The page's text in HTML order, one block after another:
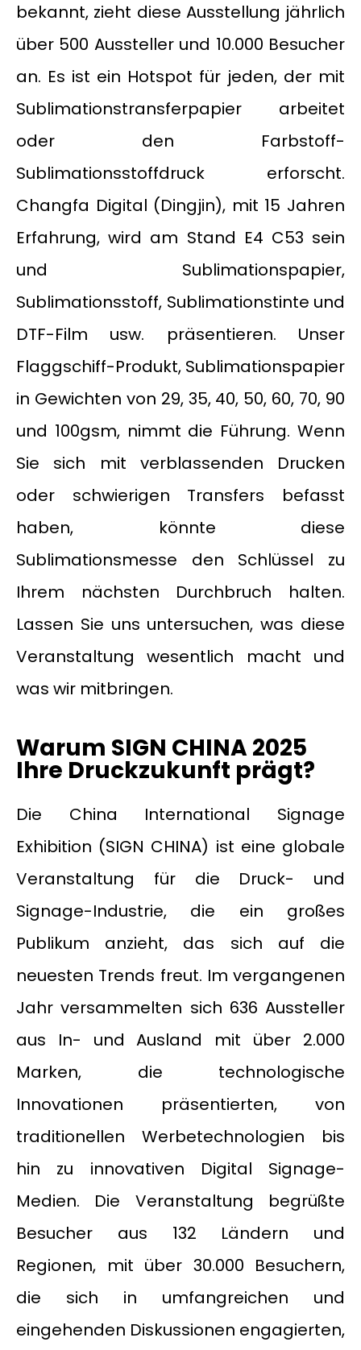
bekannt, zieht diese Ausstellung jährlich
über 500 Aussteller und 10.000 Besucher
an. Es ist ein Hotspot für jeden, der mit
Sublimationstransferpapier arbeitet
oder den Farbstoff-
Sublimationsstoffdruck erforscht.
Changfa Digital (Dingjin), mit 15 Jahren
Erfahrung, wird am Stand E4 C53 sein
und Sublimationspapier,
Sublimationsstoff, Sublimationstinte und
DTF-Film usw. präsentieren. Unser
Flaggschiff-Produkt, Sublimationspapier
in Gewichten von 29, 35, 40, 50, 60, 70, 90
und 100gsm, nimmt die Führung. Wenn
Sie sich mit verblassenden Drucken
oder schwierigen Transfers befasst
haben, könnte diese
Sublimationsmesse den Schlüssel zu
Ihrem nächsten Durchbruch halten.
Lassen Sie uns untersuchen, was diese
Veranstaltung wesentlich macht und
was wir mitbringen.
Warum SIGN CHINA 2025
Ihre Druckzukunft prägt?
Die China International Signage
Exhibition (SIGN CHINA) ist eine globale
Veranstaltung für die Druck- und
Signage-Industrie, die ein großes
Publikum anzieht, das sich auf die
neuesten Trends freut. Im vergangenen
Jahr versammelten sich 636 Aussteller
aus In- und Ausland mit über 2.000
Marken, die technologische
Innovationen präsentierten, von
traditionellen Werbetechnologien bis
hin zu innovativen Digital Signage-
Medien. Die Veranstaltung begrüßte
Besucher aus 132 Ländern und
Regionen, mit über 30.000 Besuchern,
die sich in umfangreichen und
eingehenden Diskussionen engagierten,